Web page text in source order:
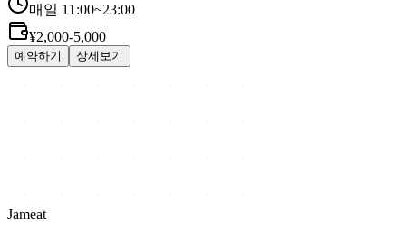
매일 11:00~23:00
¥2,000-5,000
예약하기 상세보기
Jameat